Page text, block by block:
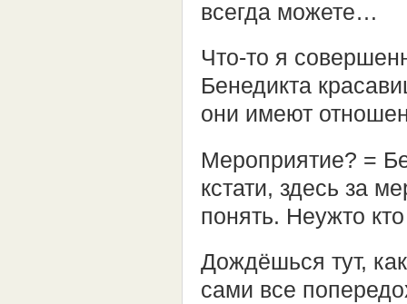
всегда можете…
Что-то я
Бенедикта
они имеют
Мероприятие? =
кстати, здесь за
понять. Неужто
Дождёшься тут,
сами все